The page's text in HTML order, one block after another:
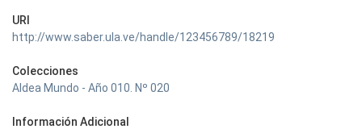
URI
http://www.saber.ula.ve/handle/123456789/18219
Colecciones
Aldea Mundo - Año 010. Nº 020
Información Adicional